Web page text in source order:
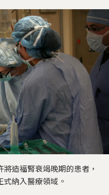
造福腎衰竭晚期的患者，
納入醫療領域。